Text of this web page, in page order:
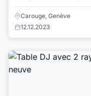
Carouge, Genève
12.12.2023